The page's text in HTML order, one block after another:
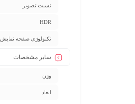
نسبت تصویر
HDR
تکنولوژی صفحه نمایش
سایر مشخصات
وزن
ابعاد